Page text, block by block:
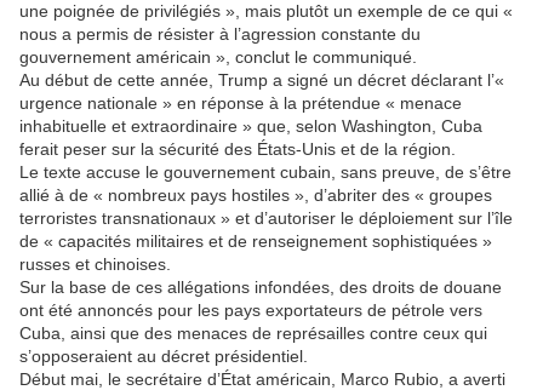
une poignée de privilégiés », mais plutôt un exemple de ce qui «
nous a permis de résister à l’agression constante du
gouvernement américain », conclut le communiqué.
Au début de cette année, Trump a signé un décret déclarant l’«
urgence nationale » en réponse à la prétendue « menace
inhabituelle et extraordinaire » que, selon Washington, Cuba
ferait peser sur la sécurité des États-Unis et de la région.
Le texte accuse le gouvernement cubain, sans preuve, de s’être
allié à de « nombreux pays hostiles », d’abriter des « groupes
terroristes transnationaux » et d’autoriser le déploiement sur l’île
de « capacités militaires et de renseignement sophistiquées »
russes et chinoises.
Sur la base de ces allégations infondées, des droits de douane
ont été annoncés pour les pays exportateurs de pétrole vers
Cuba, ainsi que des menaces de représailles contre ceux qui
s’opposeraient au décret présidentiel.
Début mai, le secrétaire d’État américain, Marco Rubio, a averti